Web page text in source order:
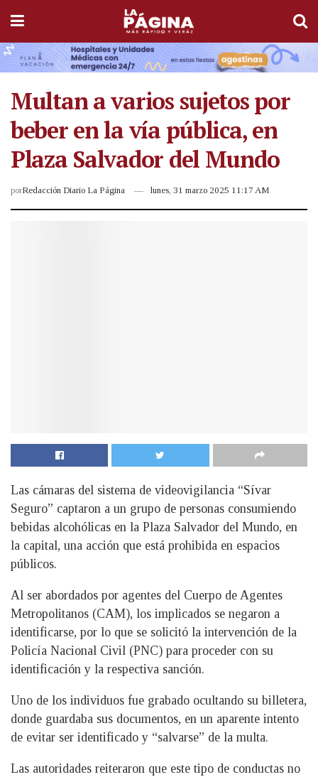
Multan a varios sujetos por
beber en la vía pública, en
Plaza Salvador del Mundo
porRedacción Diario La Página lunes, 31 marzo 2025 11:17 AM
Las cámaras del sistema de videovigilancia “Sívar
Seguro” captaron a un grupo de personas consumiendo
bebidas alcohólicas en la Plaza Salvador del Mundo, en
la capital, una acción que está prohibida en espacios
públicos.
Al ser abordados por agentes del Cuerpo de Agentes
Metropolitanos (CAM), los implicados se negaron a
identificarse, por lo que se solicitó la intervención de la
Policía Nacional Civil (PNC) para proceder con su
identificación y la respectiva sanción.
Uno de los individuos fue grabado ocultando su billetera,
donde guardaba sus documentos, en un aparente intento
de evitar ser identificado y “salvarse” de la multa.
Las autoridades reiteraron que este tipo de conductas no